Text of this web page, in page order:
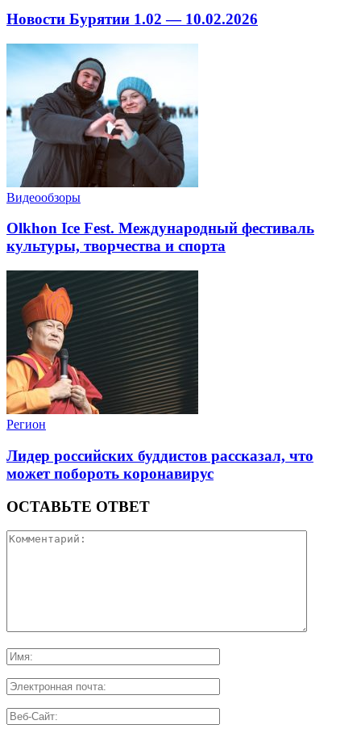
Новости Бурятии 1.02 — 10.02.2026
Видеообзоры
Olkhon Ice Fest. Международный фестиваль
культуры, творчества и спорта
Регион
Лидер российских буддистов рассказал, что
может побороть коронавирус
ОСТАВЬТЕ ОТВЕТ